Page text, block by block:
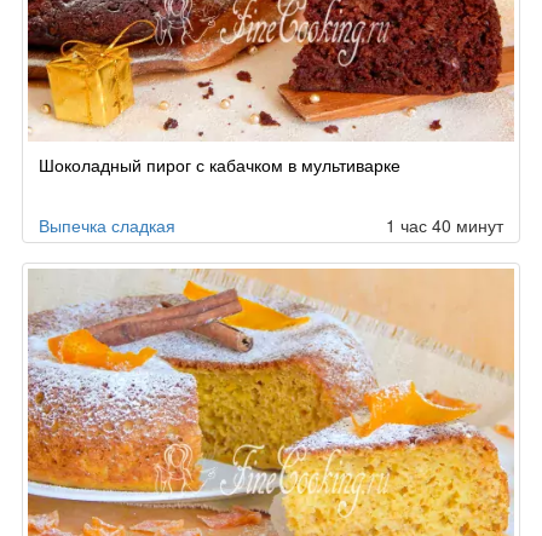
Шоколадный пирог с кабачком в мультиварке
Выпечка сладкая 1 час 40 минут